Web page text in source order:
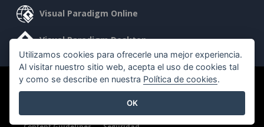
Visual Paradigm Online
Visual Paradigm Desktop
©2026 by Visual Paradigm. Todos los derechos reservados.
Utilizamos cookies para ofrecerle una mejor experiencia.
Al visitar nuestro sitio web, acepta el uso de cookies tal
y como se describe en nuestra Política de cookies.
OK